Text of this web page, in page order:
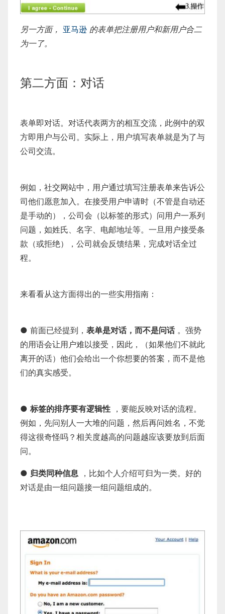
另一方面， 亚马逊 的表单把注册用户和新用户合二
为一了。
第二方面：对话
表单即对话。对话代表两方的相互交流，此例中的双
方即用户与公司。实际上，用户填写表单就是为了与
公司交流。
例如，社交网站中，用户通过填写注册表单来告诉公
司他们愿意加入。在接受用户申请时（不管是自动还
是手动的），公司会（以标签的形式）问用户一系列
问题，如姓氏、名字、电邮地址等。一旦用户接受条
款（或拒绝），公司就会反馈结果，完成对话全过
程。
来看看从这方面得出的一些实用指南：
● 前面已经提到， 表单是对话，而不是问话。强势
的用语会让用户难以接受，因此，（如果他们不就此
离开的话）他们会给出一个你想要的答案，而不是他
们的真实感受。
● 标签的排序要有逻辑性 ，要能反映对话的流程。
例如，先问别人一大堆的问题，然后再问姓名，不觉
得这很奇怪吗？相关度越高的问题越应该要放到后面
问。
● 归类同种信息 ，比如个人介绍可归为一类。好的
对话是由一组问题接一组问题组成的。